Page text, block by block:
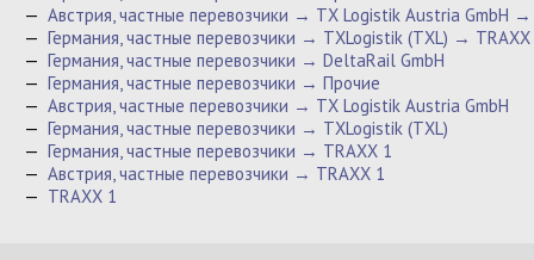
— Австрия, частные перевозчики → TX Logistik Austria GmbH
— Германия, частные перевозчики → TXLogistik (TXL) →
— Германия, частные перевозчики → DeltaRail GmbH
— Германия, частные перевозчики → Прочие
— Австрия, частные перевозчики → TX Logistik Austria GmbH
— Германия, частные перевозчики → TXLogistik (TXL)
— Германия, частные перевозчики → TRAXX 1
— Австрия, частные перевозчики → TRAXX 1
— TRAXX 1